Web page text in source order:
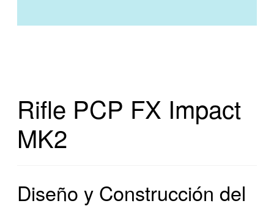
Rifle PCP FX Impact
MK2
Diseño y Construcción del